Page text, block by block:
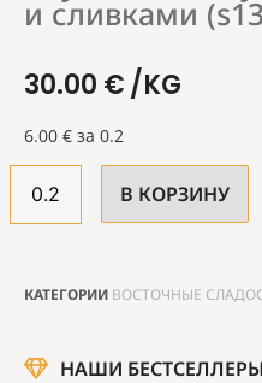
и сливками
30.00 €/KG
6.00 € за 0.2
В КОРЗИНУ
КАТЕГОРИИ ВОСТОЧНЫЕ
НАШИ БЕСТСЕЛЛЕРЫ